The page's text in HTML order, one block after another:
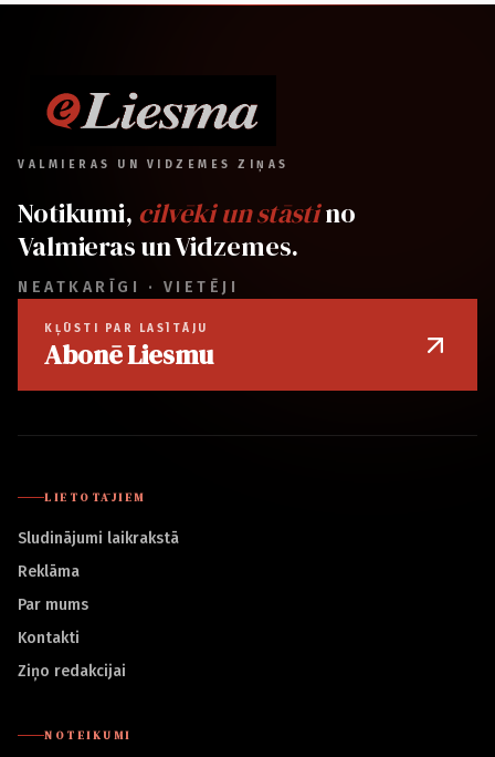
VALMIERAS UN VIDZEMES ZIŅAS
Notikumi, cilvēki un stāstino
Valmieras un Vidzemes.
NEATKARĪGI · VIETĒJI
KĻŪSTI PAR LASĪTĀJU
Abonē Liesmu
LIETOTĀJIEM
Sludinājumi laikrakstā
Reklāma
Par mums
Kontakti
Ziņo redakcijai
NOTEIKUMI